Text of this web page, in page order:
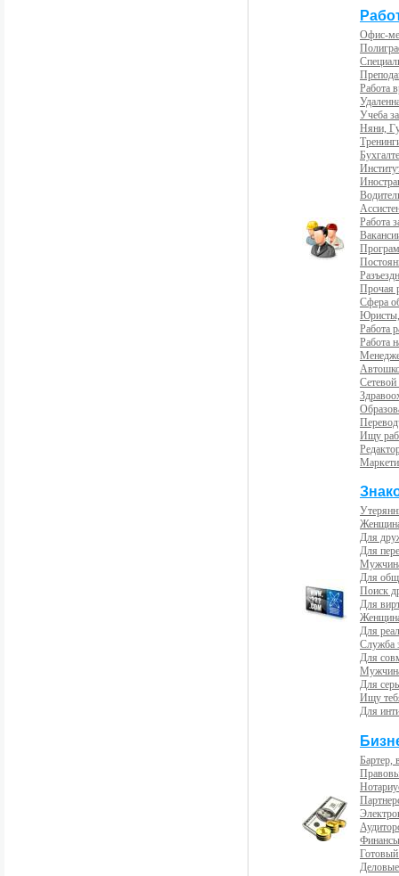
Офис-
Работа
Учеба
Няни,
Работа
Прочая
Сфера
Юристы,
Работа
Работа
Сетевой
Ищу
Для
Для
Для
Поиск
Для
Для
Служба
Для
Для
Ищу
Для
Бартер,
Готовый